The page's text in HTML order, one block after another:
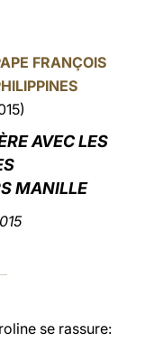
FRANÇOIS
AVEC LES
MANILLE
se rassure: